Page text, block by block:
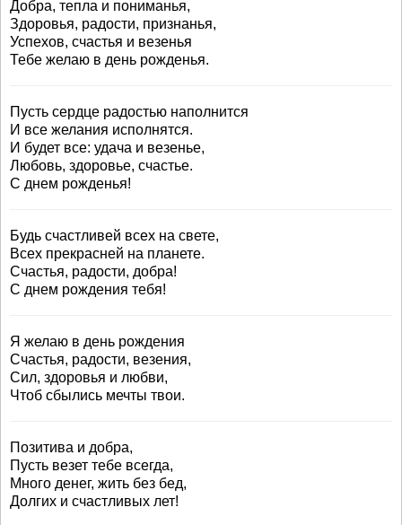
Добра, тепла и пониманья,
Здоровья, радости, признанья,
Успехов, счастья и везенья
Тебе желаю в день рожденья.
Пусть сердце радостью наполнится
И все желания исполнятся.
И будет все: удача и везенье,
Любовь, здоровье, счастье.
С днем рожденья!
Будь счастливей всех на свете,
Всех прекрасней на планете.
Счастья, радости, добра!
С днем рождения тебя!
Я желаю в день рождения
Счастья, радости, везения,
Сил, здоровья и любви,
Чтоб сбылись мечты твои.
Позитива и добра,
Пусть везет тебе всегда,
Много денег, жить без бед,
Долгих и счастливых лет!